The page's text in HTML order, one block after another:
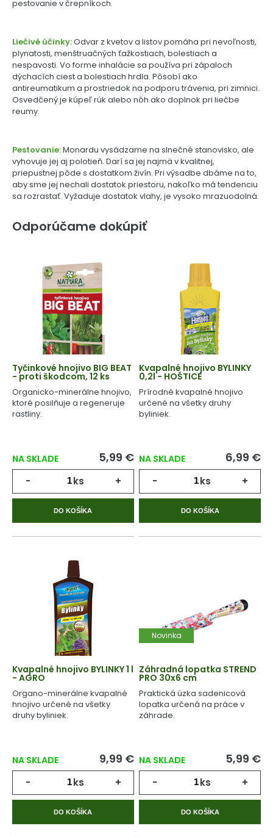
pestovanie v črepníkoch.
Liečivé účinky:Odvar z kvetov a listov pomáha pri nevoľnosti,
plynatosti, menštruačných ťažkostiach, bolestiach a
nespavosti. Vo forme inhalácie sa používa pri zápaloch
dýchacích ciest a bolestiach hrdla. Pôsobí ako
antireumatikum a prostriedok na podporu trávenia, pri zimnici.
Osvedčený je kúpeľ rúk alebo nôh ako doplnok pri liečbe
reumy.
Pestovanie:Monardu vysádzame na slnečné stanovisko, ale
vyhovuje jej aj polotieň. Darí sa jej najmä v kvalitnej,
priepustnej pôde s dostatkom živín. Pri výsadbe dbáme na to,
aby sme jej nechali dostatok priestoru, nakoľko má tendenciu
sa rozrastať. Vyžaduje dostatok vlahy, je vysoko mrazuodolná.
Odporúčame dokúpiť
Tyčinkové hnojivo BIG BEAT
- proti škodcom, 12 ks
Organicko-minerálne hnojivo,
ktoré posilňuje a regeneruje
rastliny.
NA SKLADE 5,99 €
- ks +
DO KOŠÍKA
Kvapalné hnojivo BYLINKY
0,2l - HOŠTICE
Prírodné kvapalné hnojivo
určené na všetky druhy
byliniek.
NA SKLADE 6,99 €
- ks +
DO KOŠÍKA
Kvapalné hnojivo BYLINKY 1 l
- AGRO
Organo-minerálne kvapalné
hnojivo určené na všetky
druhy byliniek.
NA SKLADE 9,99 €
- ks +
DO KOŠÍKA
Novinka
Záhradná lopatka STREND
PRO 30x6 cm
Praktická úzka sadenicová
lopatka určená na práce v
záhrade.
NA SKLADE 5,99 €
- ks +
DO KOŠÍKA